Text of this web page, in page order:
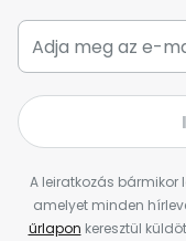
A leiratkozás bármikor
amelyet minden
űrlapon keresztül